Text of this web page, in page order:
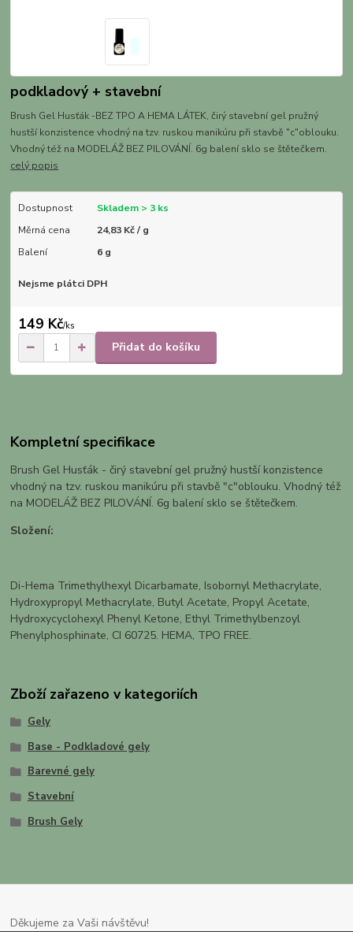
podkladový + stavební
Brush Gel Husťák -BEZ TPO A HEMA LÁTEK, čirý stavební gel pružný
hustší konzistence vhodný na tzv. ruskou manikúru při stavbě "c"oblouku.
Vhodný též na MODELÁŽ BEZ PILOVÁNÍ. 6g balení sklo se štětečkem.
celý popis
Dostupnost
Skladem > 3 ks
Měrná cena
24,83 Kč / g
Balení
6 g
Nejsme plátci DPH
149 Kč/ks
Přidat do košíku
Kompletní specifikace
Brush Gel Husťák - čirý stavební gel pružný hustší konzistence
vhodný na tzv. ruskou manikúru při stavbě "c"oblouku. Vhodný též
na MODELÁŽ BEZ PILOVÁNÍ. 6g balení sklo se štětečkem.
Složení:
Di-Hema Trimethylhexyl Dicarbamate, Isobornyl Methacrylate,
Hydroxypropyl Methacrylate, Butyl Acetate, Propyl Acetate,
Hydroxycyclohexyl Phenyl Ketone, Ethyl Trimethylbenzoyl
Phenylphosphinate, CI 60725. HEMA, TPO FREE.
Zboží zařazeno v kategoriích
Gely
Base - Podkladové gely
Barevné gely
Stavební
Brush Gely
Děkujeme za Vaši návštěvu!